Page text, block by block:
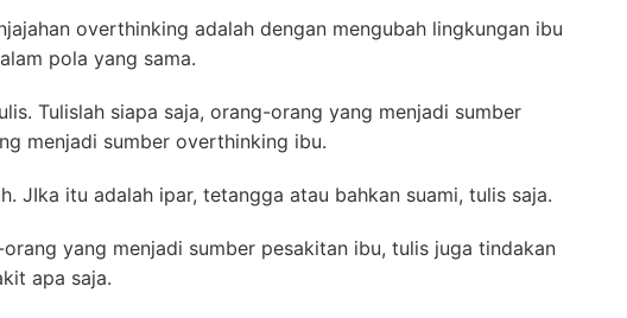
overthinking adalah dengan mengubah lingkungan ibu
pola yang sama.
Tulislah siapa saja, orang-orang yang menjadi sumber
menjadi sumber overthinking ibu.
JIka itu adalah ipar, tetangga atau bahkan suami, tulis saja.
yang menjadi sumber pesakitan ibu, tulis juga tindakan
apa saja.